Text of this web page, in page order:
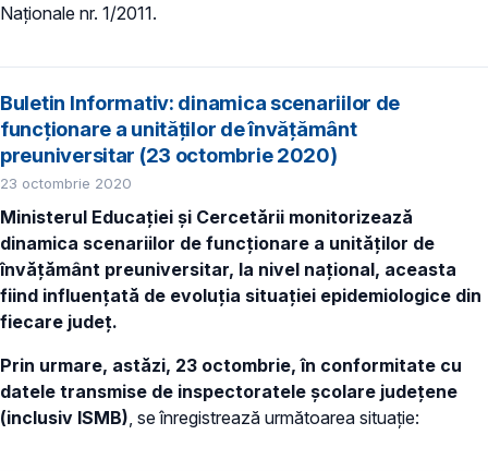
Naționale nr. 1/2011.
Buletin Informativ: dinamica scenariilor de
funcționare a unităților de învățământ
preuniversitar (23 octombrie 2020)
23 octombrie 2020
Ministerul Educației și Cercetării monitorizează
dinamica scenariilor de funcționare a unităților de
învățământ preuniversitar, la nivel național, aceasta
fiind influențată de evoluția situației epidemiologice din
fiecare județ.
Prin urmare, astăzi, 23 octombrie, în conformitate cu
datele transmise de inspectoratele școlare județene
(inclusiv ISMB) , se înregistrează următoarea situație: